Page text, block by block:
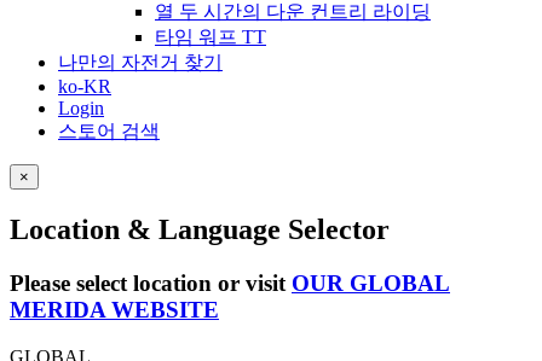
열 두 시간의 다운 컨트리 라이딩
타임 워프 TT
나만의 자전거 찾기
ko-KR
Login
스토어 검색
×
Location & Language Selector
Please select location or visit OUR GLOBAL
MERIDA WEBSITE
GLOBAL